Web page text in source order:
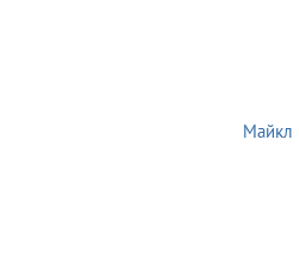
Майкл